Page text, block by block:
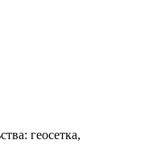
геосетка,